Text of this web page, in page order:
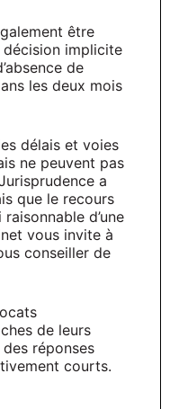
être
décision implicite
de
les deux mois
délais et voies
ne peuvent pas
a
que le recours
d’une
vous invite à
conseiller de
de leurs
réponses
courts.